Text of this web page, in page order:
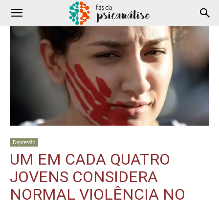
Depressão
UM EM CADA QUATRO
JOVENS CONSIDERA
NORMAL VIOLÊNCIA NO